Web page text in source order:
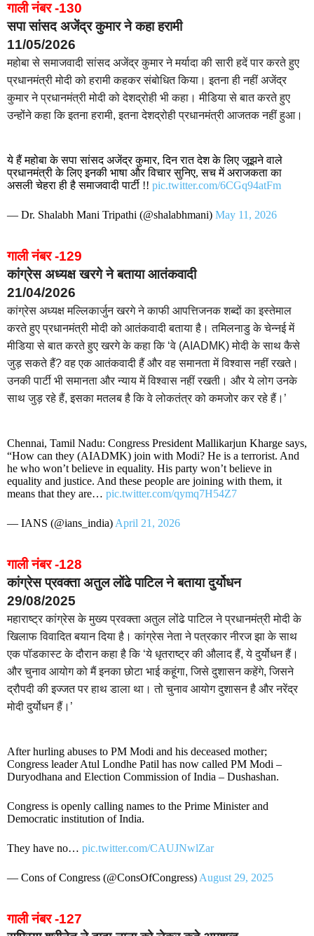
गाली नंबर -130
सपा सांसद अजेंद्र कुमार ने कहा हरामी
11/05/2026
महोबा से समाजवादी सांसद अजेंद्र कुमार ने मर्यादा की सारी हदें पार करते हुए
प्रधानमंत्री मोदी को हरामी कहकर संबोधित किया। इतना ही नहीं अजेंद्र
कुमार ने प्रधानमंत्री मोदी को देशद्रोही भी कहा। मीडिया से बात करते हुए
उन्होंने कहा कि इतना हरामी, इतना देशद्रोही प्रधानमंत्री आजतक नहीं हुआ।
ये हैं महोबा के सपा सांसद अजेंद्र कुमार, दिन रात देश के लिए जूझने वाले
प्रधानमंत्री के लिए इनकी भाषा और विचार सुनिए, सच में अराजकता का
असली चेहरा ही है समाजवादी पार्टी !! pic.twitter.com/6CGq94atFm
— Dr. Shalabh Mani Tripathi (@shalabhmani) May 11, 2026
गाली नंबर -129
कांग्रेस अध्यक्ष खरगे ने बताया आतंकवादी
21/04/2026
कांग्रेस अध्यक्ष मल्लिकार्जुन खरगे ने काफी आपत्तिजनक शब्दों का इस्तेमाल
करते हुए प्रधानमंत्री मोदी को आतंकवादी बताया है। तमिलनाडु के चेन्नई में
मीडिया से बात करते हुए खरगे के कहा कि ‘वे (AIADMK) मोदी के साथ कैसे
जुड़ सकते हैं? वह एक आतंकवादी हैं और वह समानता में विश्वास नहीं रखते।
उनकी पार्टी भी समानता और न्याय में विश्वास नहीं रखती। और ये लोग उनके
साथ जुड़ रहे हैं, इसका मतलब है कि वे लोकतंत्र को कमजोर कर रहे हैं।’
Chennai, Tamil Nadu: Congress President Mallikarjun Kharge says,
“How can they (AIADMK) join with Modi? He is a terrorist. And
he who won’t believe in equality. His party won’t believe in
equality and justice. And these people are joining with them, it
means that they are… pic.twitter.com/qymq7H54Z7
— IANS (@ians_india) April 21, 2026
गाली नंबर -128
कांग्रेस प्रवक्ता अतुल लोंढे पाटिल ने बताया दुर्योधन
29/08/2025
महाराष्ट्र कांग्रेस के मुख्य प्रवक्ता अतुल लोंढे पाटिल ने प्रधानमंत्री मोदी के
खिलाफ विवादित बयान दिया है। कांग्रेस नेता ने पत्रकार नीरज झा के साथ
एक पॉडकास्ट के दौरान कहा है कि ‘ये धृतराष्ट्र की औलाद हैं, ये दुर्योधन हैं।
और चुनाव आयोग को मैं इनका छोटा भाई कहूंगा, जिसे दुशासन कहेंगे, जिसने
द्रौपदी की इज्जत पर हाथ डाला था। तो चुनाव आयोग दुशासन है और नरेंद्र
मोदी दुर्योधन हैं।’
After hurling abuses to PM Modi and his deceased mother;
Congress leader Atul Londhe Patil has now called PM Modi –
Duryodhana and Election Commission of India – Dushashan.
Congress is openly calling names to the Prime Minister and
Democratic institution of India.
They have no… pic.twitter.com/CAUJNwlZar
— Cons of Congress (@ConsOfCongress) August 29, 2025
गाली नंबर -127